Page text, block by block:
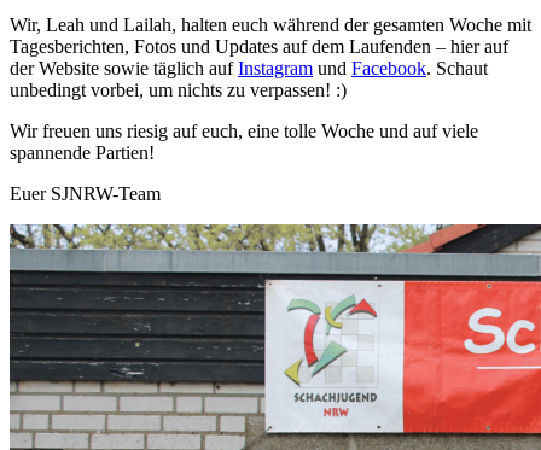
Wir, Leah und Lailah, halten euch während der gesamten Woche mit
Tagesberichten, Fotos und Updates auf dem Laufenden – hier auf
der Website sowie täglich aufInstagram und Facebook. Schaut
unbedingt vorbei, um nichts zu verpassen! :)
Wir freuen uns riesig auf euch, eine tolle Woche und auf viele
spannende Partien!
Euer SJNRW-Team